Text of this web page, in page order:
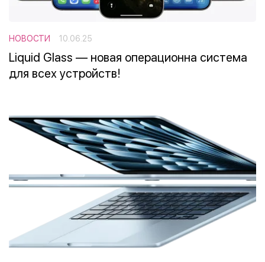
НОВОСТИ 10.06.25
Liquid Glass — новая операционна система
для всех устройств!